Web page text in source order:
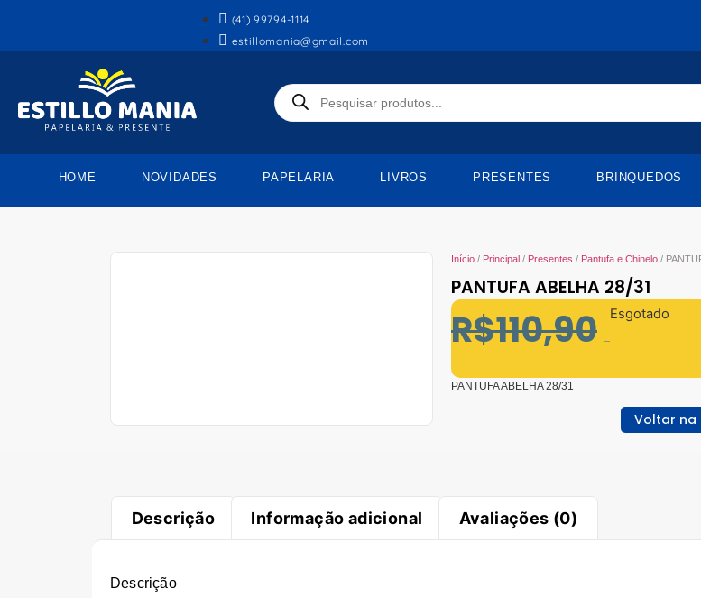
(41) 99794-1114
estillomania@gmail.com
HOME NOVIDADES PAPELARIA LIVROS PRESENTES BRINQUEDOS
Início/ Principal / Presentes / Pantufa e Chinelo/
PANTUFA ABELHA 28/31
R$110,90 Esgotado
PANTUFA ABELHA 28/31
Voltar na
Descrição Informação adicional Avaliações (0)
Descrição